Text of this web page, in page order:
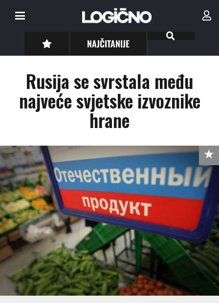
NAJČITANIJE
Rusija se svrstala među
najveće svjetske izvoznike
hrane